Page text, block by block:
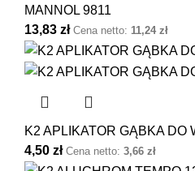
MANNOL 9811
13,83 zł Cena netto: 11,24 zł
K2 APLIKATOR GĄBKA DO
4,50 zł Cena netto: 3,66 zł